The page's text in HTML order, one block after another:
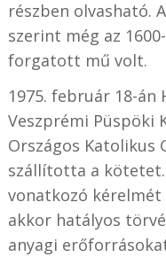
részben olvasható.
szerint még az
forgatott mű volt.
1975. február 18-án
Veszprémi Püspöki
Országos Katolikus
szállította a
vonatkozó
akkor hatályos
anyagi